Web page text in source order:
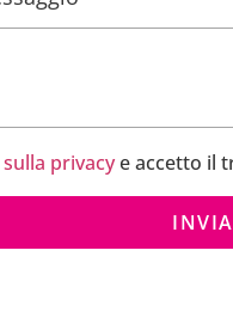
privacye accetto il
INVIA